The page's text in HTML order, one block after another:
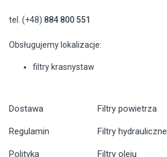
tel. (+48) 884 800 551
Obsługujemy lokalizacje:
filtry krasnystaw
Dostawa
Regulamin
Polityka
Filtry powietrza
Filtry hydrauliczne
Filtry oleju